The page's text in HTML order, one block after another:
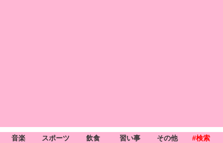
音楽 スポーツ 飲食 習い事 その他 #検索